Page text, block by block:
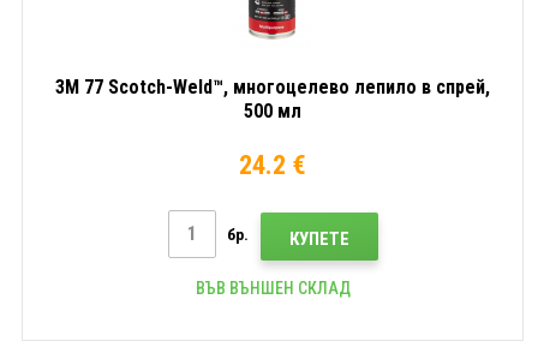
3M 77 Scotch-Weld™, многоцелево лепило в спрей,
500 мл
24.2 €
бр. КУПЕТЕ
ВЪВ ВЪНШЕН СКЛАД